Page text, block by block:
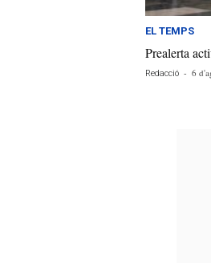
EL TEMPS
Prealerta
Redacció - 6